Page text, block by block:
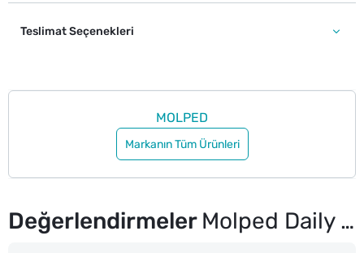
Teslimat Seçenekleri
MOLPED
Markanın Tüm Ürünleri
Değerlendirmeler Molped Daily Care Light Üçüz Normal 60 Adet